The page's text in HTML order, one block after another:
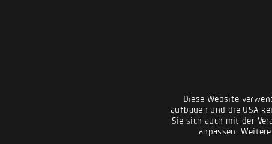
Diese Website
aufbauen und die USA
Sie sich auch mit der
anpassen.